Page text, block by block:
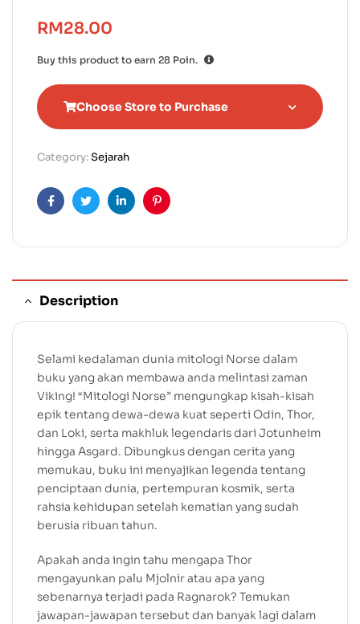
RM28.00
Buy this product to earn 28 Poin.
Choose Store to Purchase
Category:Sejarah
FacebookTwitterLinkedinPinterest
Description
Selami kedalaman dunia mitologi Norse dalam
buku yang akan membawa anda melintasi zaman
Viking! “Mitologi Norse” mengungkap kisah-kisah
epik tentang dewa-dewa kuat seperti Odin, Thor,
dan Loki, serta makhluk legendaris dari Jotunheim
hingga Asgard. Dibungkus dengan cerita yang
memukau, buku ini menyajikan legenda tentang
penciptaan dunia, pertempuran kosmik, serta
rahsia kehidupan setelah kematian yang sudah
berusia ribuan tahun.
Apakah anda ingin tahu mengapa Thor
mengayunkan palu Mjolnir atau apa yang
sebenarnya terjadi pada Ragnarok? Temukan
jawapan-jawapan tersebut dan banyak lagi dalam